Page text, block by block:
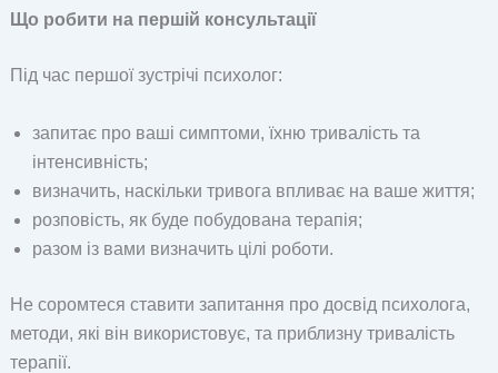
Що робити на першій консультації
Під час першої зустрічі психолог:
запитає про ваші симптоми, їхню тривалість та
інтенсивність;
визначить, наскільки тривога впливає на ваше життя;
розповість, як буде побудована терапія;
разом із вами визначить цілі роботи.
Не соромтеся ставити запитання про досвід психолога,
методи, які він використовує, та приблизну тривалість
терапії.